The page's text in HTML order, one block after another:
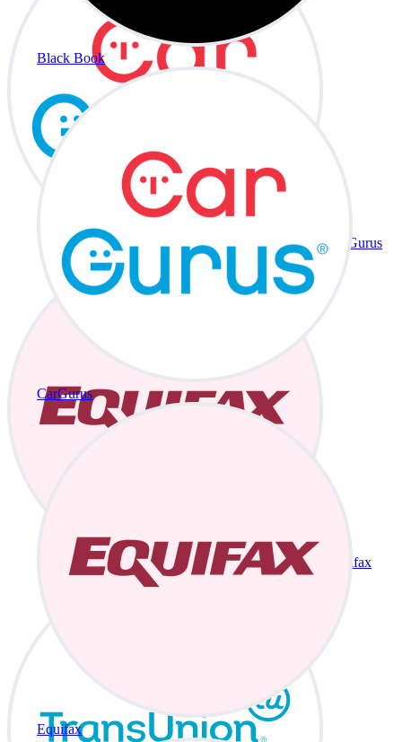
Black Book
CarGurus
Equifax
CarGurus
Equifax